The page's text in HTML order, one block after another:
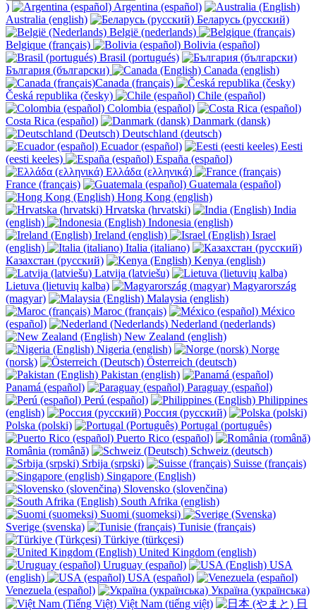
)
Argentina (español)
Australia (english)
Беларусь (русский)
België (nederlands)
Belgique (français)
Bolivia (español)
Brasil (portugués)
България (български)
Canada (english)
Canada (français)
Česká republika (česky)
Chile (español)
Colombia (español)
Costa Rica (español)
Danmark (dansk)
Deutschland (deutsch)
Ecuador (español)
Eesti
(eesti keeles)
España (español)
Ελλάδα (ελληνικά)
France (français)
Guatemala (español)
Hong Kong (english)
Hrvatska (hrvatski)
India
(english)
Indonesia (english)
Ireland (english)
Israel
(english)
Italia (italiano)
Казахстан (русский)
Kenya (english)
Latvija (latviešu)
Lietuva (lietuvių kalba)
Magyarország
(magyar)
Malaysia (english)
Maroc (français)
México
(español)
Nederland (nederlands)
New Zealand (english)
Nigeria (english)
Norge
(norsk)
Österreich (deutsch)
Pakistan (english)
Panamá (español)
Paraguay (español)
Perú (español)
Philippines
(english)
Россия (русский)
Polska (polski)
Portugal (português)
Puerto Rico (español)
România (română)
Schweiz (deutsch)
Srbija (srpski)
Suisse (français)
Singapore (English)
Slovensko (slovenčina)
South Afrika (english)
Suomi (suomeksi)
Sverige (svenska)
Tunisie (français)
Türkiye (türkçesi)
United Kingdom (english)
Uruguay (español)
USA
(english)
USA (español)
Venezuela (español)
Україна (українська)
Việt Nam (tiếng việt)
日